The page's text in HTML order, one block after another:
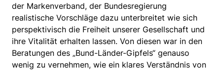
der Markenverband, der Bundesregierung
realistische Vorschläge dazu unterbreitet wie sich
perspektivisch die Freiheit unserer Gesellschaft und
ihre Vitalität erhalten lassen. Von diesen war in den
Beratungen des „Bund-Länder-Gipfels“ genauso
wenig zu vernehmen, wie ein klares Verständnis von